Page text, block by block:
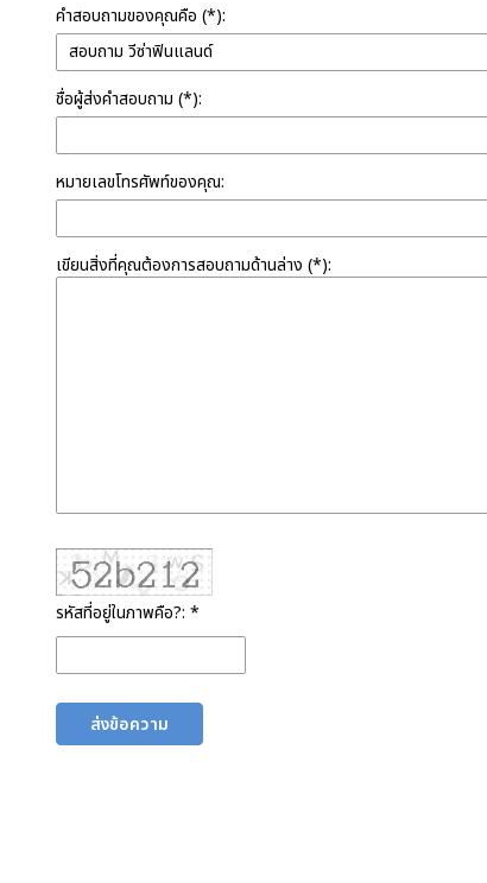
คำสอบถามของคุณคือ (*):
ชื่อผู้ส่งคำสอบถาม (*):
หมายเลขโทรศัพท์ของคุณ:
เขียนสิ่งที่คุณต้องการสอบถามด้านล่าง (*):
รหัสที่อยู่ในภาพคือ?: *
ส่งข้อความ